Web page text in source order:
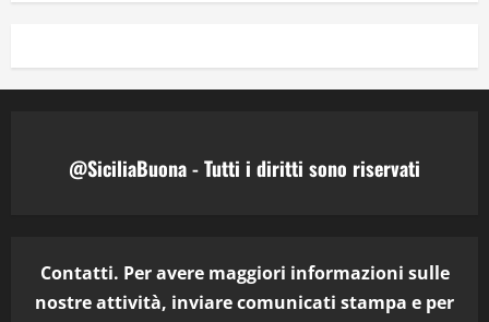
@SiciliaBuona - Tutti i diritti sono riservati
Contatti. Per avere maggiori informazioni sulle
nostre attività, inviare comunicati stampa e per